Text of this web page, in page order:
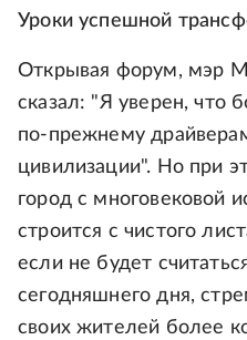
Уроки успешной
Открывая форум, мэр
сказал: "Я уверен, что
по-прежнему
цивилизации". Но при
город с многовековой
строится с чистого
если не будет
сегодняшнего дня,
своих жителей более